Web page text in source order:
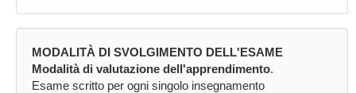
MODALITÀ DI SVOLGIMENTO DELL'ESAME
Modalità di valutazione dell'apprendimento.
Esame scritto per ogni singolo insegnamento